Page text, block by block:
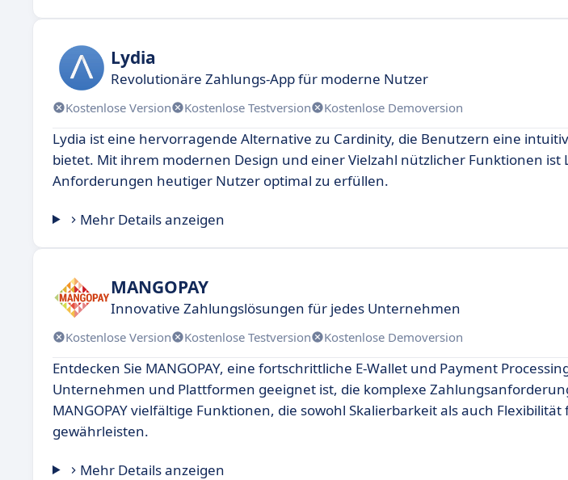
Lydia
Revolutionäre Zahlungs-App für moderne Nutzer
Kostenlose Version Kostenlose Testversion Kostenlose Demoversion
Lydia ist eine hervorragende Alternative zu Cardinity, die Benutzern eine
bietet. Mit ihrem modernen Design und einer Vielzahl nützlicher Funktionen ist
Anforderungen heutiger Nutzer optimal zu erfüllen.
Mehr Details anzeigen
MANGOPAY
Innovative Zahlungslösungen für jedes Unternehmen
Kostenlose Version Kostenlose Testversion Kostenlose Demoversion
Entdecken Sie MANGOPAY, eine fortschrittliche E-Wallet und Payment
Unternehmen und Plattformen geeignet ist, die komplexe
MANGOPAY vielfältige Funktionen, die sowohl Skalierbarkeit als auch
gewährleisten.
Mehr Details anzeigen